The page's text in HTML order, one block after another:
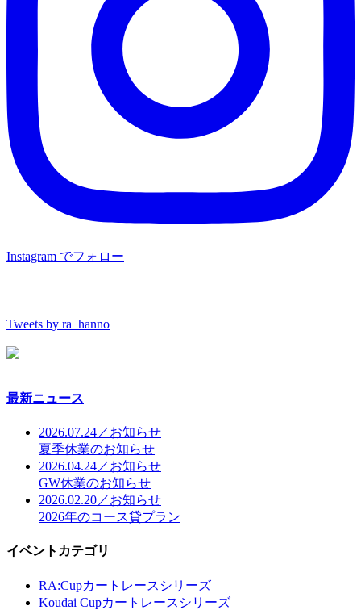
Instagram でフォロー
Tweets by ra_hanno
最新ニュース
2026.07.24／お知らせ
夏季休業のお知らせ
2026.04.24／お知らせ
GW休業のお知らせ
2026.02.20／お知らせ
2026年のコース貸プラン
イベントカテゴリ
RA:Cupカートレースシリーズ
Koudai Cupカートレースシリーズ